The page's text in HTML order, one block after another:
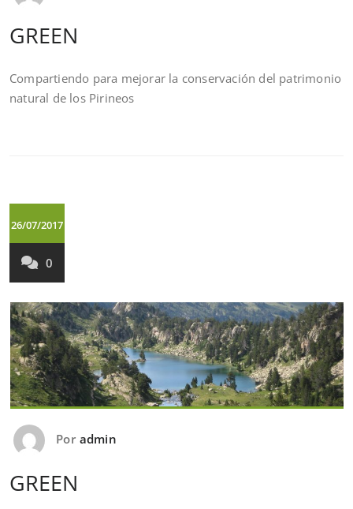
GREEN
Compartiendo para mejorar la conservación del patrimonio
natural de los Pirineos
26/07/2017
0
Por admin
GREEN